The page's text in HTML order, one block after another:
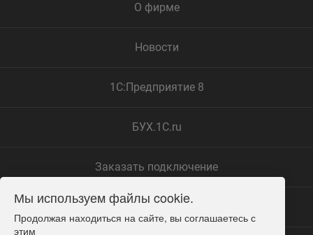
Мы используем файлы cookie.
Продолжая находиться на сайте, вы соглашаетесь с
этим
О фирме
Новости
1С:Предприятие 8
БУХ.1С.ru
Заказать подключение
Замечания по сайту